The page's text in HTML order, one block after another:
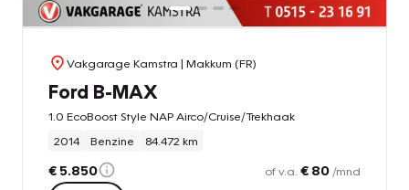
Vakgarage Kamstra | Makkum (FR)
Ford B-MAX
1.0 EcoBoost Style NAP Airco/Cruise/Trekhaak
2014
Benzine 84.472 km
€ 5.850 of v.a. € 80 /mnd